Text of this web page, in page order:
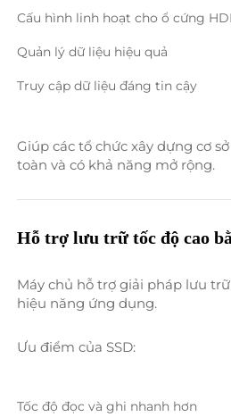
Cấu hình linh hoạt cho ổ cứng
Quản lý dữ liệu hiệu quả
Truy cập dữ liệu đáng tin cậy
Giúp các tổ chức xây dựng cơ
toàn và có khả năng mở rộng.
Hỗ trợ lưu trữ tốc độ cao
Máy chủ hỗ trợ giải pháp lưu
hiệu năng ứng dụng.
Ưu điểm của SSD:
Tốc độ đọc và ghi nhanh hơn